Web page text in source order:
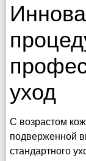
уход
С возрастом
подверженной
стандартного